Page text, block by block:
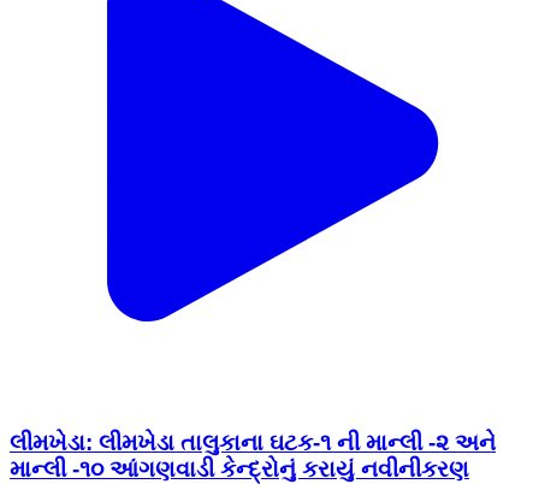
લીમખેડા: લીમખેડા તાલુકાના ઘટક-૧ ની માન્લી -૨ અને
માન્લી -૧૦ આંગણવાડી કેન્દ્રોનું કરાયું નવીનીકરણ